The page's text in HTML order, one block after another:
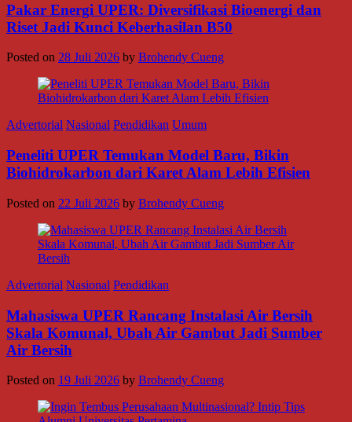
Pakar Energi UPER: Diversifikasi Bioenergi dan
Riset Jadi Kunci Keberhasilan B50
Posted on 28 Juli 2026 by Brohendy Cueng
Advertorial Nasional Pendidikan Umum
Peneliti UPER Temukan Model Baru, Bikin
Biohidrokarbon dari Karet Alam Lebih Efisien
Posted on 22 Juli 2026 by Brohendy Cueng
Advertorial Nasional Pendidikan
Mahasiswa UPER Rancang Instalasi Air Bersih
Skala Komunal, Ubah Air Gambut Jadi Sumber
Air Bersih
Posted on 19 Juli 2026 by Brohendy Cueng